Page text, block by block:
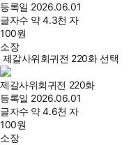
등록일 2026.06.01
글자수 약 4.3천 자
100원
소장
제갈사위회귀전 220화 선택
제갈사위회귀전 220화
등록일 2026.06.01
글자수 약 4.6천 자
100원
소장